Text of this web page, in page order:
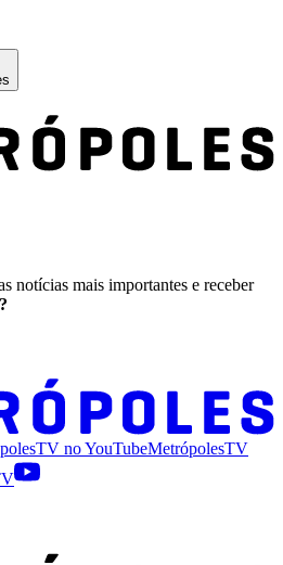
notícias mais importantes e receber
noYouTubeMetrópolesTV